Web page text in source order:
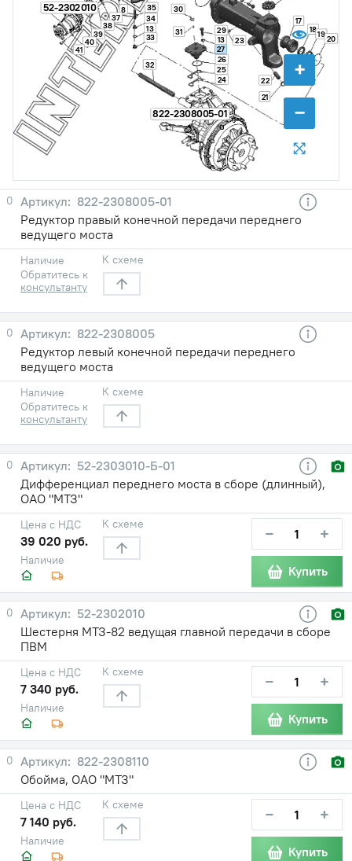
+
−
822-2308005-01
52-2302010 8
13
13
17
1819 20
21
22
23
24
25
26
27
29
30
31
32
33
34
35
37
38
39
40
41
0
822-2308005-01
Редуктор правый конечной передачи переднего
ведущего моста
Наличие
Обратитесь к
консультанту
К схеме
0
822-2308005
Редуктор левый конечной передачи переднего
ведущего моста
Наличие
Обратитесь к
консультанту
К схеме
0
52-2303010-Б-01
Дифференциал переднего моста в сборе (длинный),
ОАО "МТЗ"
Наличие
Цена с НДС
39 020 руб.
К схеме − +
Купить
0
52-2302010
Шестерня МТЗ-82 ведущая главной передачи в сборе
ПВМ
Наличие
Цена с НДС
7 340 руб.
К схеме − +
Купить
0
822-2308110
Обойма, ОАО "МТЗ"
Наличие
Цена с НДС
7 140 руб.
К схеме − +
Купить